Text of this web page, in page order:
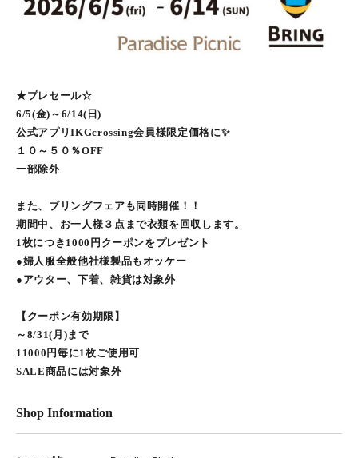
★プレセール☆
6/5(金)～6/14(日)
公式アプリIKGcrossing会員様限定価格に✨
１０～５０％OFF
一部除外
また、ブリングフェアも同時開催！！
期間中、お一人様３点まで衣類を回収します。
1枚につき1000円クーポンをプレゼント
●婦人服全般他社様製品もオッケー
●アウター、下着、雑貨は対象外
【クーポン有効期限】
～8/31(月)まで
11000円毎に1枚ご使用可
SALE商品には対象外
Shop Information